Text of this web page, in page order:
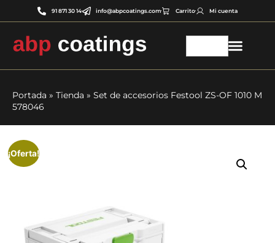
91 871 30 14 info@abpcoatings.com Carrito Mi cuenta
Portada » Tienda » Set de accesorios Festool ZS-OF 1010 M
578046
¡Oferta!